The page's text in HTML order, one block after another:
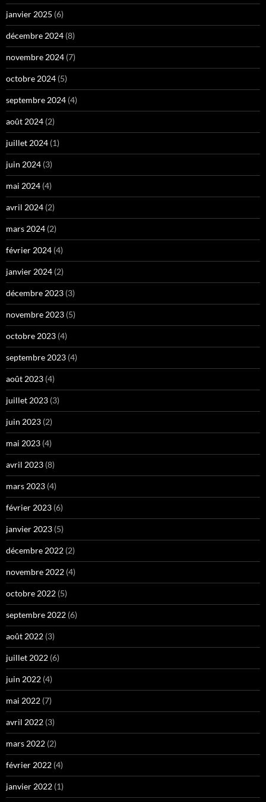
janvier 2025 (6)
décembre 2024 (8)
novembre 2024 (7)
octobre 2024 (5)
septembre 2024 (4)
août 2024 (2)
juillet 2024 (1)
juin 2024 (3)
mai 2024 (4)
avril 2024 (2)
mars 2024 (2)
février 2024 (4)
janvier 2024 (2)
décembre 2023 (3)
novembre 2023 (5)
octobre 2023 (4)
septembre 2023 (4)
août 2023 (4)
juillet 2023 (3)
juin 2023 (2)
mai 2023 (4)
avril 2023 (8)
mars 2023 (4)
février 2023 (6)
janvier 2023 (5)
décembre 2022 (2)
novembre 2022 (4)
octobre 2022 (5)
septembre 2022 (6)
août 2022 (3)
juillet 2022 (6)
juin 2022 (4)
mai 2022 (7)
avril 2022 (3)
mars 2022 (2)
février 2022 (4)
janvier 2022 (1)